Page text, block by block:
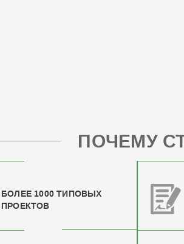
ПОЧЕМУ
БОЛЕЕ 1000 ТИПОВЫХ
ПРОЕКТОВ